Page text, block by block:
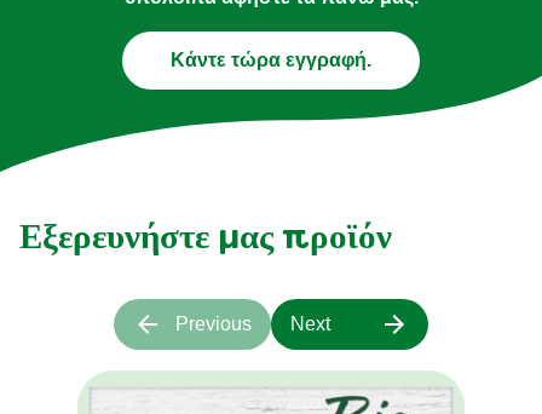
Κάντε τώρα εγγραφή.
Εξερευνήστε μας προϊόν
Previous Next